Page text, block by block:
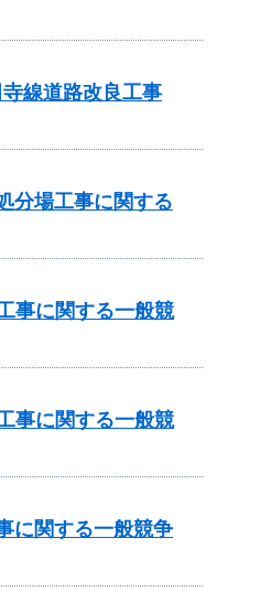
線道路改良工事
分場工事に関する
事に関する一般競
事に関する一般競
に関する一般競争